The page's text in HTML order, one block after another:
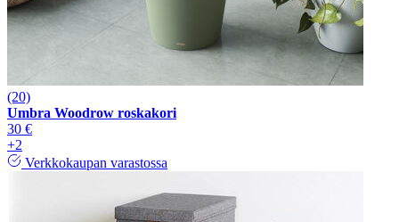
(20)
Umbra Woodrow roskakori
30 €
+2
Verkkokaupan varastossa